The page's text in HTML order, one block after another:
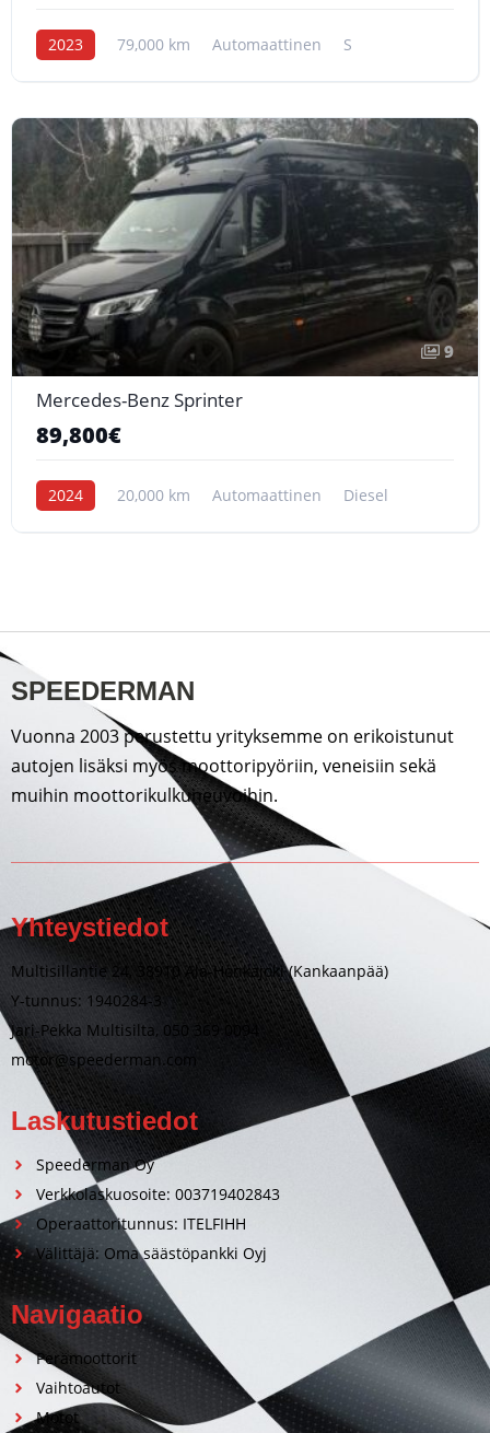
2023 79,000 km Automaattinen S
9
Mercedes-Benz Sprinter
89,800€
2024 20,000 km Automaattinen Diesel
SPEEDERMAN
Vuonna 2003 perustettu yrityksemme on erikoistunut
autojen lisäksi myös moottoripyöriin, veneisiin sekä
muihin moottorikulkuneuvoihin.
Yhteystiedot
Multisillantie 24, 38910 Ala-Honkajoki (Kankaanpää)
Y-tunnus: 1940284-3
Jari-Pekka Multisilta, 050 369 0094
motor@speederman.com
Laskutustiedot
Speederman Oy
Verkkolaskuosoite: 003719402843
Operaattoritunnus: ITELFIHH
Välittäjä: Oma säästöpankki Oyj
Navigaatio
Perämoottorit
Vaihtoautot
Motot